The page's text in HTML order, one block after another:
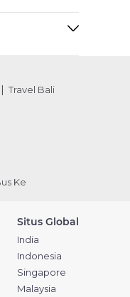
Travel Bali
Ke
Situs Global
India
Indonesia
Singapore
Malaysia